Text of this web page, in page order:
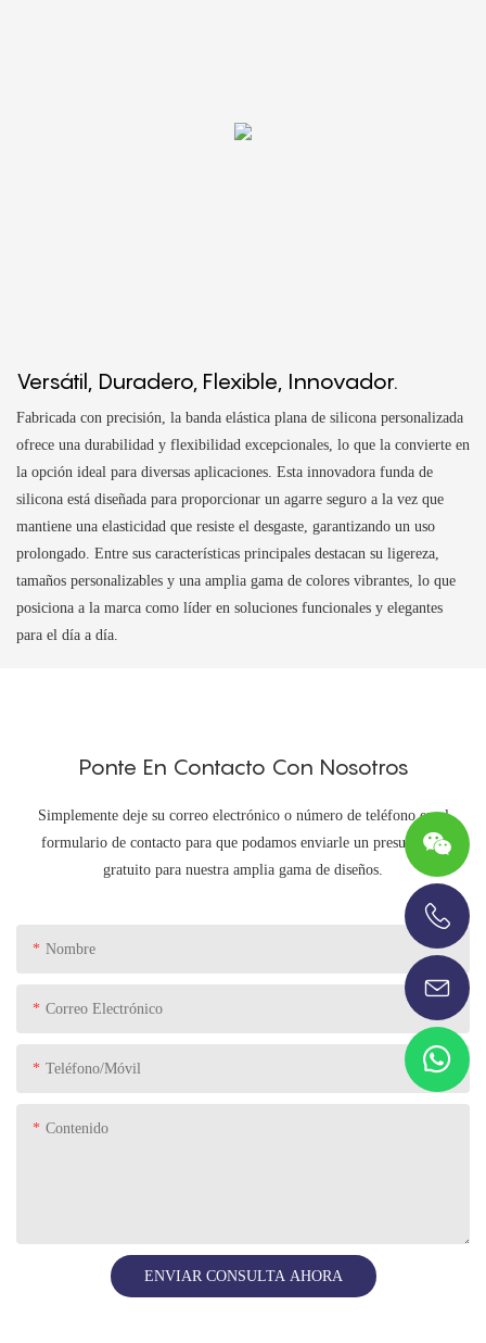
Versátil, Duradero, Flexible, Innovador.
Fabricada con precisión, la banda elástica plana de silicona personalizada
ofrece una durabilidad y flexibilidad excepcionales, lo que la convierte en
la opción ideal para diversas aplicaciones. Esta innovadora funda de
silicona está diseñada para proporcionar un agarre seguro a la vez que
mantiene una elasticidad que resiste el desgaste, garantizando un uso
prolongado. Entre sus características principales destacan su ligereza,
tamaños personalizables y una amplia gama de colores vibrantes, lo que
posiciona a la marca como líder en soluciones funcionales y elegantes
para el día a día.
Ponte En Contacto Con Nosotros
Simplemente deje su correo electrónico o número de teléfono en el
formulario de contacto para que podamos enviarle un presupuesto
gratuito para nuestra amplia gama de diseños.
Nombre
Correo Electrónico
Teléfono/Móvil
Contenido
ENVIAR CONSULTA AHORA